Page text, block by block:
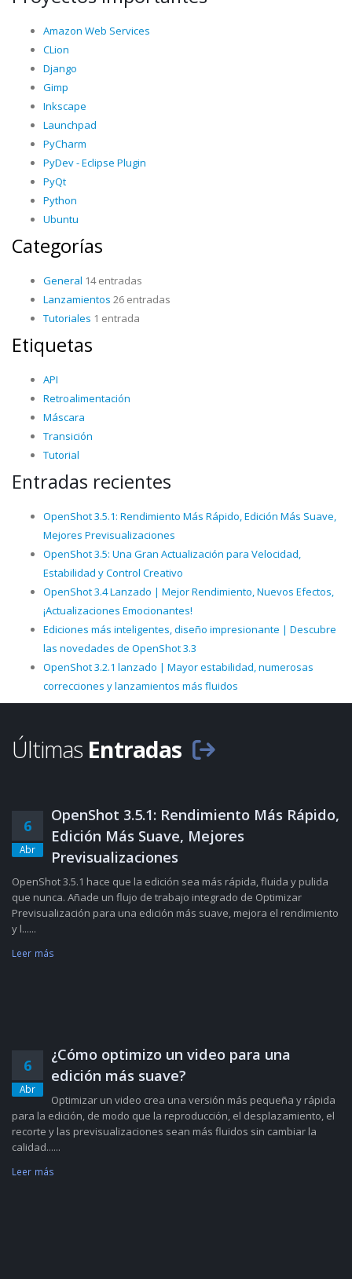
Amazon Web Services
CLion
Django
Gimp
Inkscape
Launchpad
PyCharm
PyDev - Eclipse Plugin
PyQt
Python
Ubuntu
Categorías
General 14 entradas
Lanzamientos 26 entradas
Tutoriales 1 entrada
Etiquetas
API
Retroalimentación
Máscara
Transición
Tutorial
Entradas recientes
OpenShot 3.5.1: Rendimiento Más Rápido, Edición Más Suave,
Mejores Previsualizaciones
OpenShot 3.5: Una Gran Actualización para Velocidad,
Estabilidad y Control Creativo
OpenShot 3.4 Lanzado | Mejor Rendimiento, Nuevos Efectos,
¡Actualizaciones Emocionantes!
Ediciones más inteligentes, diseño impresionante | Descubre
las novedades de OpenShot 3.3
OpenShot 3.2.1 lanzado | Mayor estabilidad, numerosas
correcciones y lanzamientos más fluidos
Últimas Entradas
6
Abr
OpenShot 3.5.1: Rendimiento Más Rápido,
Edición Más Suave, Mejores
Previsualizaciones
OpenShot 3.5.1 hace que la edición sea más rápida, fluida y pulida
que nunca. Añade un flujo de trabajo integrado de Optimizar
Previsualización para una edición más suave, mejora el rendimiento
y l......
Leer más
6
Abr
¿Cómo optimizo un video para una
edición más suave?
Optimizar un video crea una versión más pequeña y rápida
para la edición, de modo que la reproducción, el desplazamiento, el
recorte y las previsualizaciones sean más fluidos sin cambiar la
calidad......
Leer más